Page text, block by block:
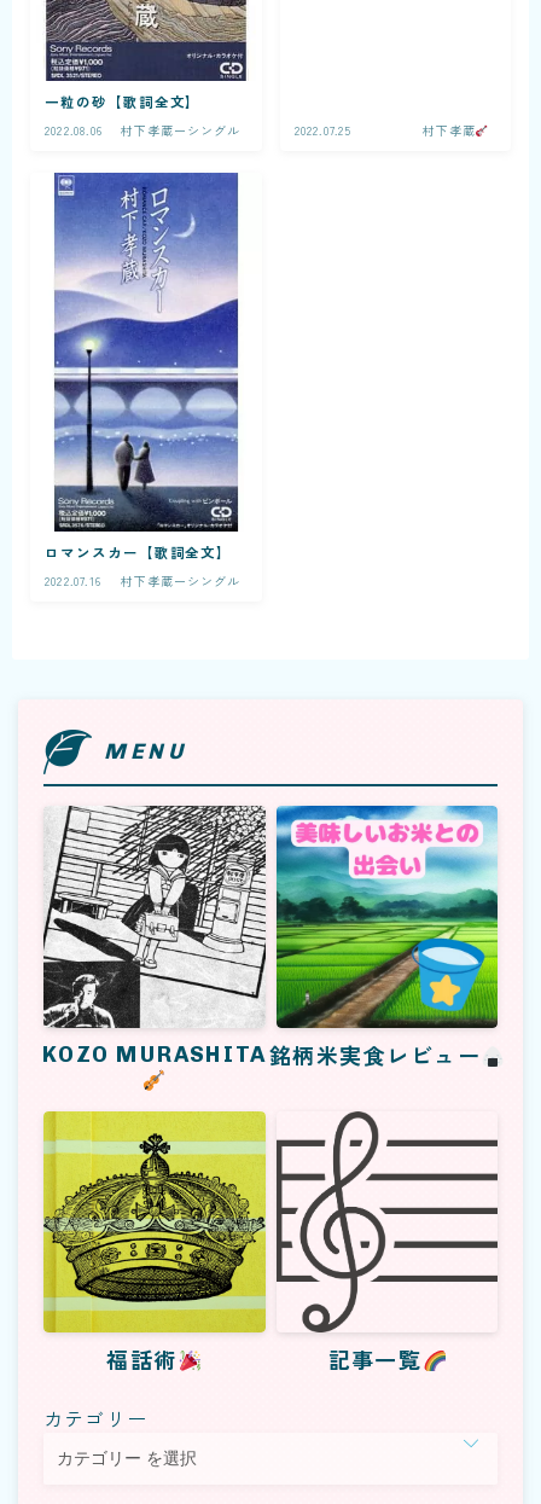
一粒の砂【歌詞全文】
2022.08.06 村下孝蔵ーシングル 2022.07.25 村下孝蔵
ロマンスカー【歌詞全文】
2022.07.16 村下孝蔵ーシングル
MENU
KOZO MURASHITA銘柄米実食レビュー
福話術 記事一覧
カテゴリー